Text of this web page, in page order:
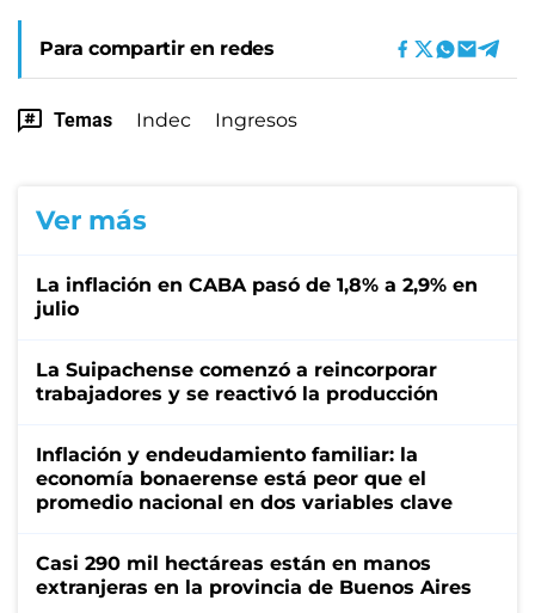
Para compartir en redes
Temas Indec Ingresos
Ver más
La inflación en CABA pasó de 1,8% a 2,9% en
julio
La Suipachense comenzó a reincorporar
trabajadores y se reactivó la producción
Inflación y endeudamiento familiar: la
economía bonaerense está peor que el
promedio nacional en dos variables clave
Casi 290 mil hectáreas están en manos
extranjeras en la provincia de Buenos Aires